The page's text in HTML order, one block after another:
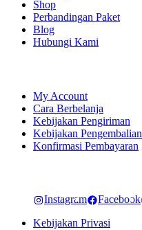
Shop
Perbandingan Paket
Blog
Hubungi Kami
My Account
Cara Berbelanja
Kebijakan Pengiriman
Kebijakan Pengembalian
Konfirmasi Pembayaran
Instagram Facebook
Kebijakan Privasi